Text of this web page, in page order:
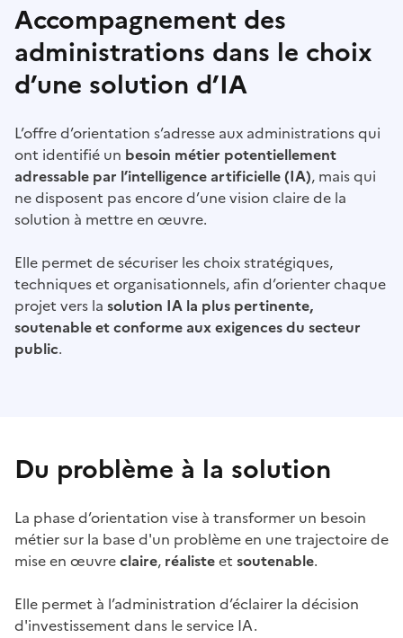
Accompagnement des
administrations dans le choix
d’une solution d’IA
L’offre d’orientation s’adresse aux administrations qui
ont identifié un besoin métier potentiellement
adressable par l’intelligence artificielle (IA), mais qui
ne disposent pas encore d’une vision claire de la
solution à mettre en œuvre.
Elle permet de sécuriser les choix stratégiques,
techniques et organisationnels, afin d’orienter chaque
projet vers la solution IA la plus pertinente,
soutenable et conforme aux exigences du secteur
public.
Du problème à la solution
La phase d’orientation vise à transformer un besoin
métier sur la base d'un problème en une trajectoire de
mise en œuvreclaire, réalisteet soutenable.
Elle permet à l’administration d’éclairer la décision
d'investissement dans le service IA.